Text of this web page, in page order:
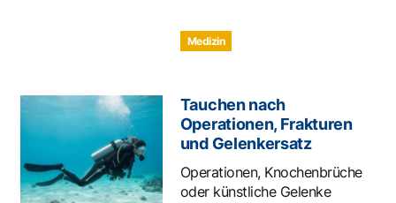
Medizin
Tauchen nach
Operationen, Frakturen
und Gelenkersatz
Operationen, Knochenbrüche
oder künstliche Gelenke